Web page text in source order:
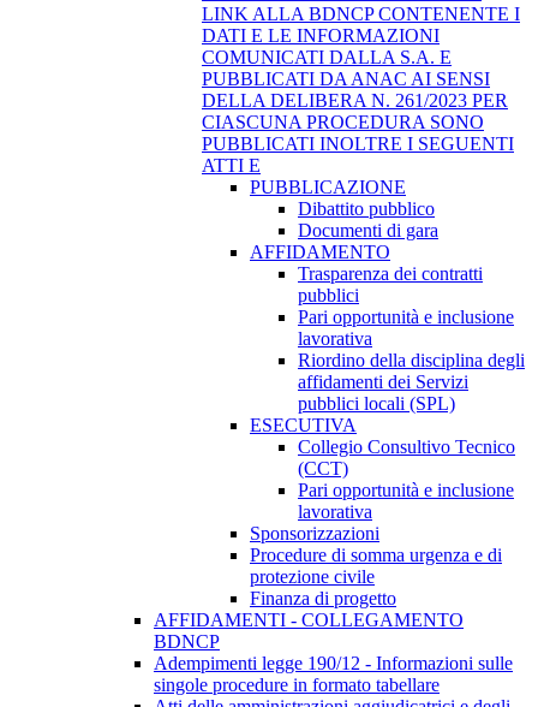
LINK ALLA BDNCP CONTENENTE I
DATI E LE INFORMAZIONI
COMUNICATI DALLA S.A. E
PUBBLICATI DA ANAC AI SENSI
DELLA DELIBERA N. 261/2023 PER
CIASCUNA PROCEDURA SONO
PUBBLICATI INOLTRE I SEGUENTI
ATTI E
PUBBLICAZIONE
Dibattito pubblico
Documenti di gara
AFFIDAMENTO
Trasparenza dei contratti
pubblici
Pari opportunità e inclusione
lavorativa
Riordino della disciplina degli
affidamenti dei Servizi
pubblici locali (SPL)
ESECUTIVA
Collegio Consultivo Tecnico
(CCT)
Pari opportunità e inclusione
lavorativa
Sponsorizzazioni
Procedure di somma urgenza e di
protezione civile
Finanza di progetto
AFFIDAMENTI - COLLEGAMENTO
BDNCP
Adempimenti legge 190/12 - Informazioni sulle
singole procedure in formato tabellare